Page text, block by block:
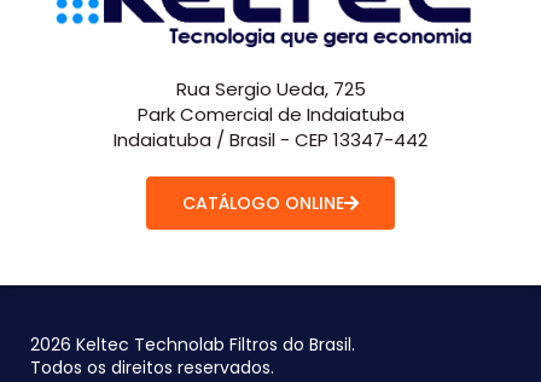
Rua Sergio Ueda, 725
Park Comercial de Indaiatuba
Indaiatuba / Brasil - CEP 13347-442
CATÁLOGO ONLINE
2026 Keltec Technolab Filtros do Brasil.
Todos os direitos reservados.